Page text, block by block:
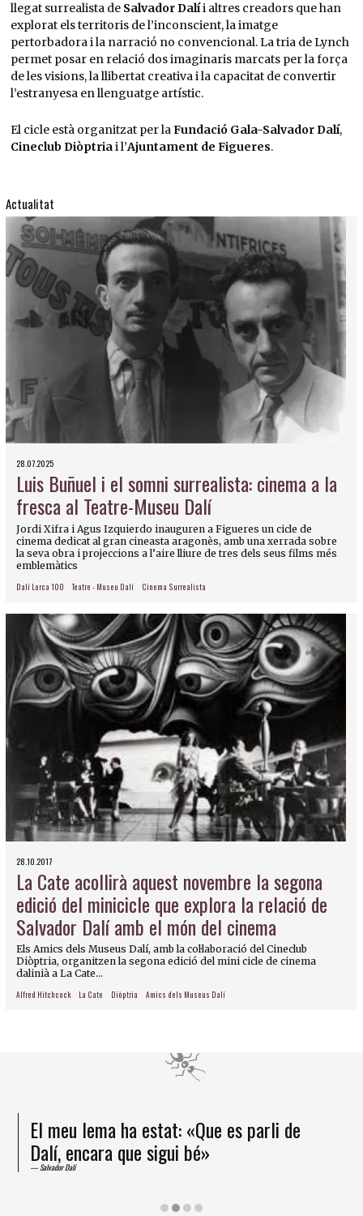
llegat surrealista de Salvador Dalíi altres creadors que han
explorat els territoris de l’inconscient, la imatge
pertorbadora i la narració no convencional. La tria de Lynch
permet posar en relació dos imaginaris marcats per la força
de les visions, la llibertat creativa i la capacitat de convertir
l’estranyesa en llenguatge artístic.
El cicle està organitzat per laFundació Gala-Salvador Dalí,
Cineclub Diòptriai l’Ajuntament de Figueres.
Actualitat
28.07.2025
Luis Buñuel i el somni surrealista: cinema a la
fresca al Teatre-Museu Dalí
Jordi Xifra i Agus Izquierdo inauguren a Figueres un cicle de
cinema dedicat al gran cineasta aragonès, amb una xerrada sobre
la seva obra i projeccions a l’aire lliure de tres dels seus films més
emblemàtics
Dalí Lorca 100 Teatre - Museu Dalí Cinema Surrealista
28.10.2017
La Cate acollirà aquest novembre la segona
edició del minicicle que explora la relació de
Salvador Dalí amb el món del cinema
Els Amics dels Museus Dalí, amb la col·laboració del Cineclub
Diòptria, organitzen la segona edició del mini cicle de cinema
dalinià a La Cate...
Alfred Hitchcock La Cate Diòptria Amics dels Museus Dalí
El meu lema ha estat: «Que es parli de
Dalí, encara que sigui bé»
Salvador Dalí